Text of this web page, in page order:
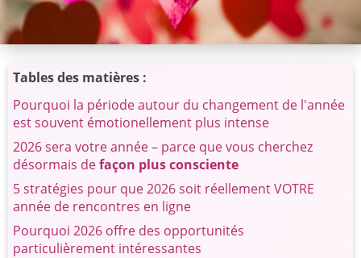
Tables des matières :
Pourquoi la période autour du changement de l'année
est souvent émotionellement plus intense
2026 sera votre année – parce que vous cherchez
désormais defaçon plus consciente
5 stratégies pour que 2026 soit réellement VOTRE
année de rencontres en ligne
Pourquoi 2026 offre des opportunités
particulièrement intéressantes